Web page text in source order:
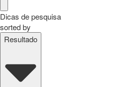
Dicas de pesquisa
sorted by
Resultado